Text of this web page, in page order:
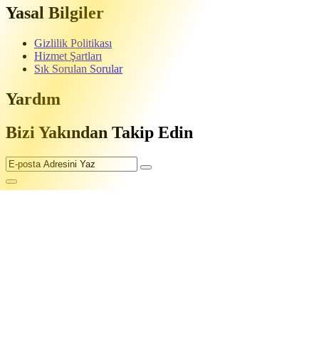
Yasal Bilgiler
Gizlilik Politikası
Hizmet Şartları
Sık Sorulan Sorular
Yardım
Bizi Yakından Takip Edin